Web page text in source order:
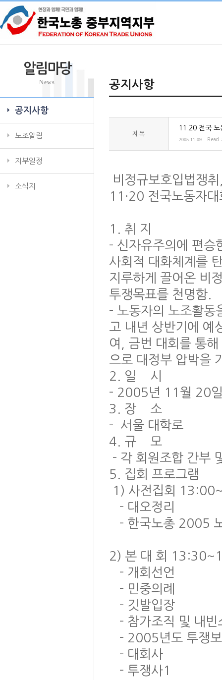
알림마당
News
공지사항
노조알림
지부일정
소식지
공지사항
제목
11.20 전국 노
2005-11-09 Read
비정규보호입법쟁
11·20 전국노동자
1. 취 지
- 신자유주의에 편승
사회적 대화체계를
지루하게 끌어온 비
투쟁목표를 천명함.
- 노동자의 노조활동
고 내년 상반기에 예
여, 금번 대회를 통
으로 대정부 압박을
2. 일 시
- 2005년 11월 20
3. 장 소
- 서울 대학로
4. 규 모
- 각 회원조합 간부
5. 집회 프로그램
1) 사전집회
- 대오정리
- 한국노총 2005
2) 본 대 회
- 개회선언
- 민중의례
- 깃발입장
- 참가조직 및 내빈
- 2005년도 투쟁
- 대회사
- 투쟁사1